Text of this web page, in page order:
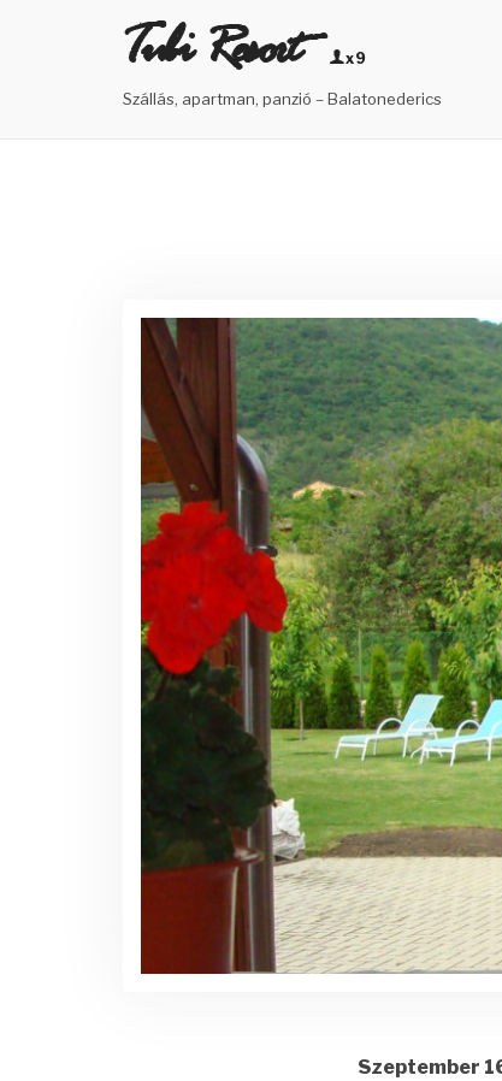
Tubi Resort x9
Szállás, apartman, panzió – Balatonederics
Szeptember